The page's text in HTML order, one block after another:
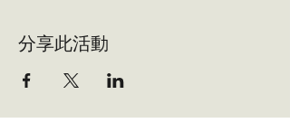
分享此活動